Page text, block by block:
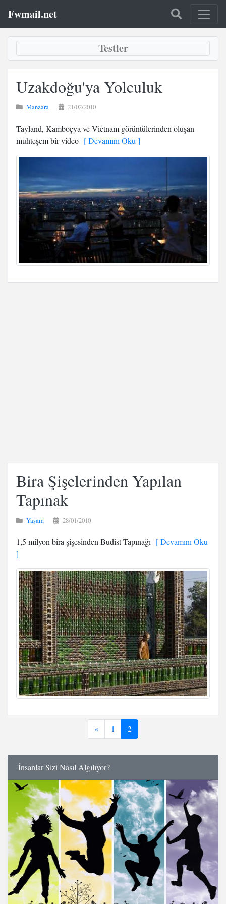
Fwmail.net
Testler
Uzakdoğu'ya Yolculuk
Manzara 21/02/2010
Tayland, Kamboçya ve Vietnam görüntülerinden oluşan
muhteşem bir video [ Devamını Oku ]
Bira Şişelerinden Yapılan
Tapınak
Yaşam 28/01/2010
1,5 milyon bira şişesinden Budist Tapınağı [ Devamını Oku
]
« 1 2
İnsanlar Sizi Nasıl Algılıyor?